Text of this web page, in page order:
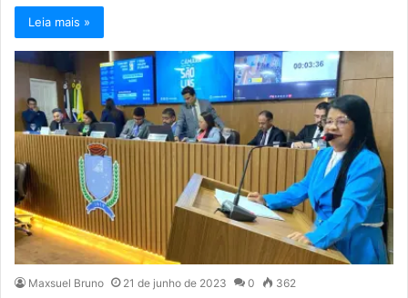
Leia mais »
Maxsuel Bruno 21 de junho de 2023 0 362